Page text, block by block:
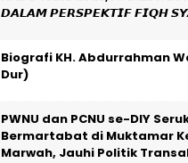
𝘿𝘼𝙇𝘼𝙈 𝙋𝙀𝙍𝙎𝙋𝙀𝙆𝙏𝙄𝙁 𝙁𝙄𝙌𝙃
Biografi KH. Abdurrahman
Dur)
PWNU dan PCNU se-DIY
Bermartabat di Muktamar
Marwah, Jauhi Politik